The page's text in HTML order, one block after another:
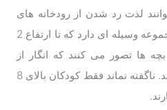
لذت رد شدن از رودخانه های
خروشان را تجربه کنند. این مجموعه وسیله ای دارد که تا ارتفاع 2
ها تصور می کنند که انگار از
رودخانه ای در حال عبور هستند. ناگفته نماند فقط کودکان بالای 8